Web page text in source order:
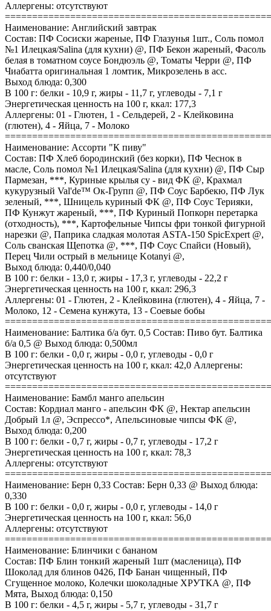
Аллергены: отсутствуют
Наименование: Английский завтрак
Состав: ПФ Сосиски жареные, ПФ Глазунья 1шт., Соль помол
№1 Илецкая/Salina (для кухни) @, ПФ Бекон жареный, Фасоль
белая в томатном соусе Бондюэль @, Томаты Черри @, ПФ
Чиабатта оригинальная 1 ломтик, Микрозелень в асс.
Выход блюда: 0,300
В 100 г: белки - 10,9 г, жиры - 11,7 г, углеводы - 7,1 г
Энергетическая ценность на 100 г, ккал: 177,3
Аллергены: 01 - Глютен, 1 - Сельдерей, 2 - Клейковина
(глютен), 4 - Яйца, 7 - Молоко
Наименование: Ассорти "К пиву"
Состав: ПФ Хлеб бородинский (без корки), ПФ Чеснок в
масле, Соль помол №1 Илецкая/Salina (для кухни) @, ПФ Сыр
Пармезан, ***, Куриные крылья су - вид ФК @, Крахмал
кукурузный Val'de™ Ок-Групп @, ПФ Соус Барбекю, ПФ Лук
зеленый, ***, Шницель куриный ФК @, ПФ Соус Терияки,
ПФ Кунжут жареный, ***, ПФ Куриный Попкорн перетарка
(отходность), ***, Картофельные Чипсы фри тонкой фигурной
нарезки @, Паприка сладкая молотая ASTA-150 SpicExpert @,
Соль сванская Щепотка @, ***, ПФ Соус Спайси (Новый),
Перец Чили острый в мельнице Kotanyi @,
Выход блюда: 0,440/0,040
В 100 г: белки - 13,0 г, жиры - 17,3 г, углеводы - 22,2 г
Энергетическая ценность на 100 г, ккал: 296,3
Аллергены: 01 - Глютен, 2 - Клейковина (глютен), 4 - Яйца, 7 -
Молоко, 12 - Семена кунжута, 13 - Соевые бобы
Наименование: Балтика б/а бут. 0,5 Состав: Пиво бут. Балтика
б/а 0,5 @ Выход блюда: 0,500мл
В 100 г: белки - 0,0 г, жиры - 0,0 г, углеводы - 0,0 г
Энергетическая ценность на 100 г, ккал: 42,0 Аллергены:
отсутствуют
Наименование: Бамбл манго апельсин
Состав: Кордиал манго - апельсин ФК @, Нектар апельсин
Добрый 1л @, Эспрессо*, Апельсиновые чипсы ФК @,
Выход блюда: 0,200
В 100 г: белки - 0,7 г, жиры - 0,7 г, углеводы - 17,2 г
Энергетическая ценность на 100 г, ккал: 78,3
Аллергены: отсутствуют
Наименование: Берн 0,33 Состав: Берн 0,33 @ Выход блюда:
0,330
В 100 г: белки - 0,0 г, жиры - 0,0 г, углеводы - 14,0 г
Энергетическая ценность на 100 г, ккал: 56,0
Аллергены: отсутствуют
Наименование: Блинчики с бананом
Состав: ПФ Блин тонкий жареный 1шт (масленица), ПФ
Шоколад для блинов 0426, ПФ Банан чищенный, ПФ
Сгущенное молоко, Колечки шоколадные ХРУТКА @, ПФ
Мята, Выход блюда: 0,150
В 100 г: белки - 4,5 г, жиры - 5,7 г, углеводы - 31,7 г